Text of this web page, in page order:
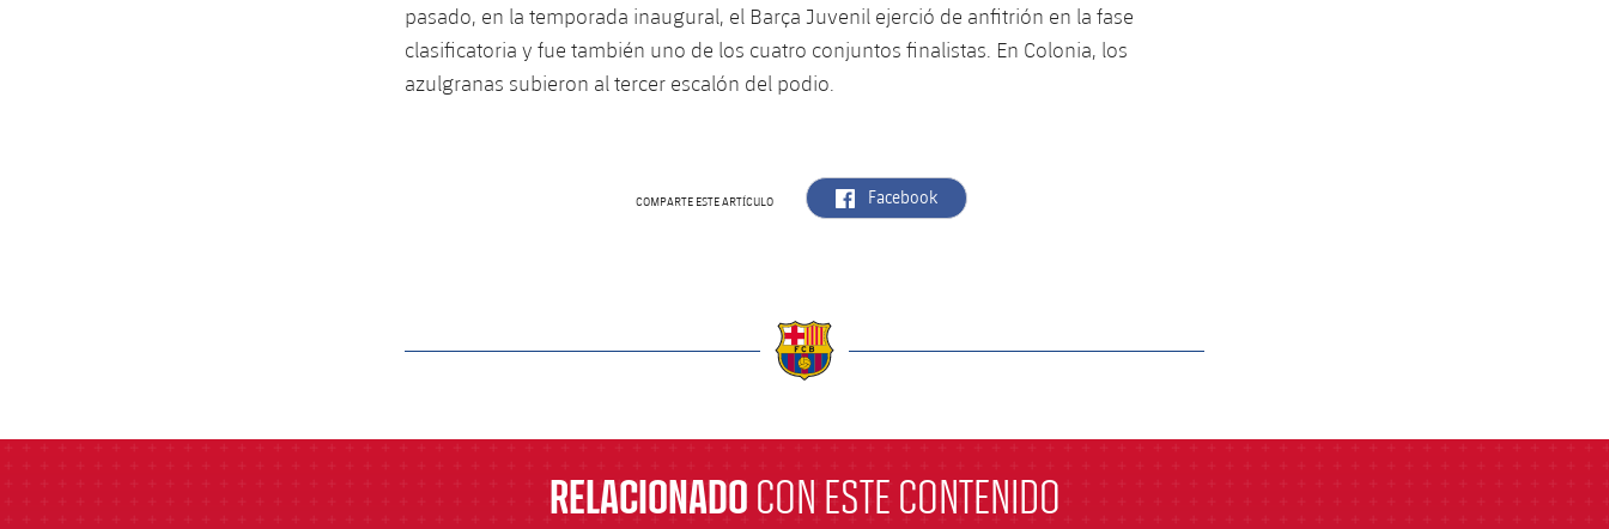
pasado, en la temporada inaugural, el Barça Juvenil ejerció de anfitrión en la fase
clasificatoria y fue también uno de los cuatro conjuntos finalistas. En Colonia, los
azulgranas subieron al tercer escalón del podio.
COMPARTE ESTE ARTÍCULO label.aria.facebook
Facebook
RELACIONADO CON ESTE CONTENIDO